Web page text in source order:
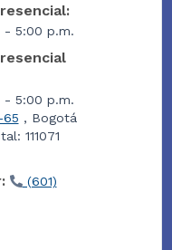
- 5:00 p.m.
- 5:00 p.m.
65 , Bogotá
111071
(601)